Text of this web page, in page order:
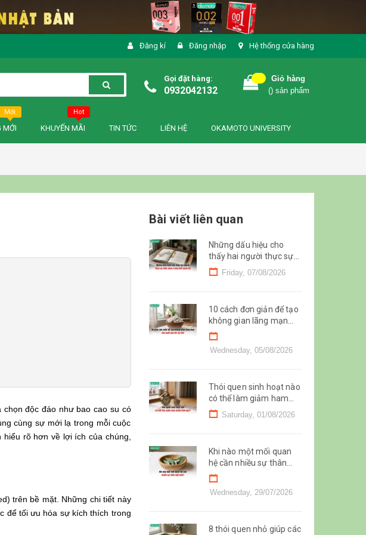
Đăng kí Đăng nhập Hệ thống cửa hàng
Gọi đặt hàng:
0932042132
Giỏ hàng
() sản phẩm
Mới
MỚI
Hot
KHUYẾN MÃI TIN TỨC LIÊN HỆ OKAMOTO UNIVERSITY
độc đáo như bao cao su có
cùng sự mới lạ trong mỗi cuộc
hiểu rõ hơn về lợi ích của chúng,
trên bề mặt. Những chi tiết này
để tối ưu hóa sự kích thích trong
Bài viết liên quan
Những dấu hiệu cho
thấy hai người thực sự
hiểu nhau trong mối
quan hệ
Friday, 07/08/2026
10 cách đơn giản để tạo
không gian lãng mạn
cho buổi hẹn hò tại nhà
Wednesday, 05/08/2026
Thói quen sinh hoạt nào
có thể làm giảm ham
muốn tình dục?
Saturday, 01/08/2026
Khi nào một mối quan
hệ cần nhiều sự thân
mật hơn?
Wednesday, 29/07/2026
8 thói quen nhỏ giúp các